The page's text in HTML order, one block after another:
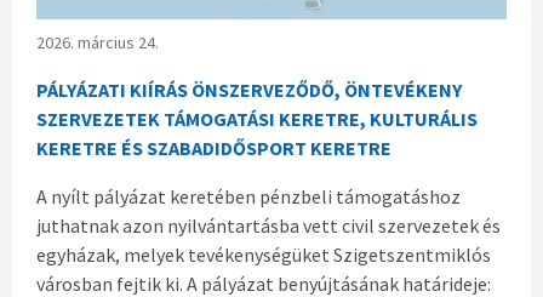
2026. március 24.
PÁLYÁZATI KIÍRÁS ÖNSZERVEZŐDŐ, ÖNTEVÉKENY
SZERVEZETEK TÁMOGATÁSI KERETRE, KULTURÁLIS
KERETRE ÉS SZABADIDŐSPORT KERETRE
A nyílt pályázat keretében pénzbeli támogatáshoz
juthatnak azon nyilvántartásba vett civil szervezetek és
egyházak, melyek tevékenységüket Szigetszentmiklós
városban fejtik ki. A pályázat benyújtásának határideje: